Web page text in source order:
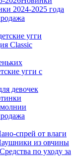
2024-2025 года
угги
Classic
угги с
девочек
спрей от влаги
из овчины
Средства по уходу за